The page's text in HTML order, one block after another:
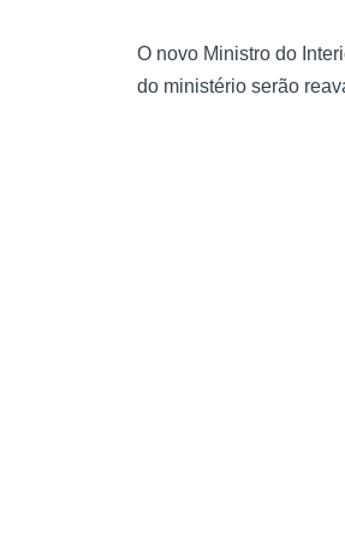
O novo Ministro do
do ministério serão